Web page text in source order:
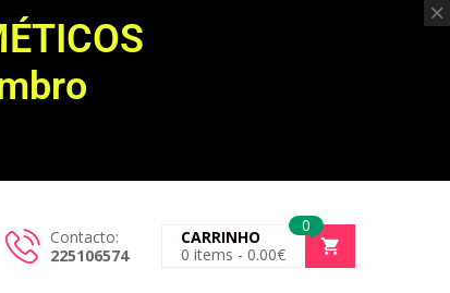
Contacto:
225106574
0
CARRINHO
0 items - 0.00€